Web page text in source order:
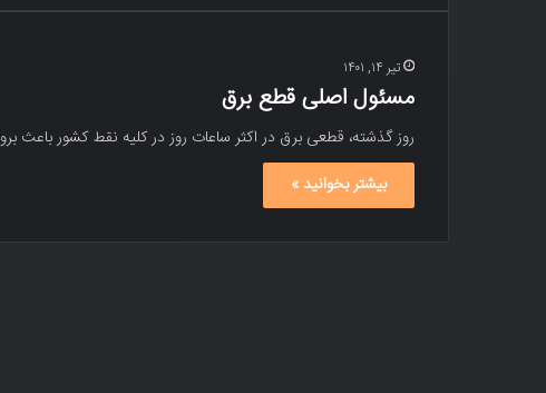
تیر ۱۴, ۱۴۰۱
مسئول اصلی قطع برق
روز گذشته، قطعی برق در اکثر ساعات روز در کلیه نقط کشور باعث
بیشتر بخوانید »